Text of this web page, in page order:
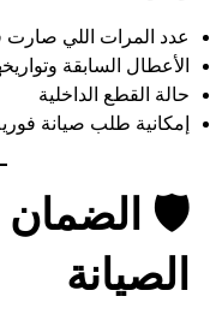
عدد المرات اللي صارت
الأعطال السابقة
حالة القطع الداخلية
إمكانية طلب صيانة
🛡️ الضمان
الصيانة